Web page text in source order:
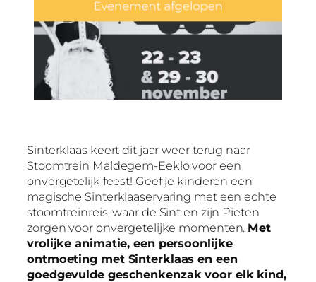
Sinterklaas keert dit jaar weer terug naar
Stoomtrein Maldegem-Eeklo voor een
onvergetelijk feest! Geef je kinderen een
magische Sinterklaaservaring met een echte
stoomtreinreis, waar de Sint en zijn Pieten
zorgen voor onvergetelijke momenten. Met
vrolijke animatie, een persoonlijke
ontmoeting met Sinterklaas en een
goedgevulde geschenkenzak voor elk kind,